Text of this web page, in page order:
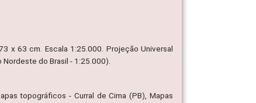
73 x 63 cm. Escala 1:25.000. Projeção Universal
do Brasil - 1:25.000).
topográficos - Curral de Cima (PB), Mapas